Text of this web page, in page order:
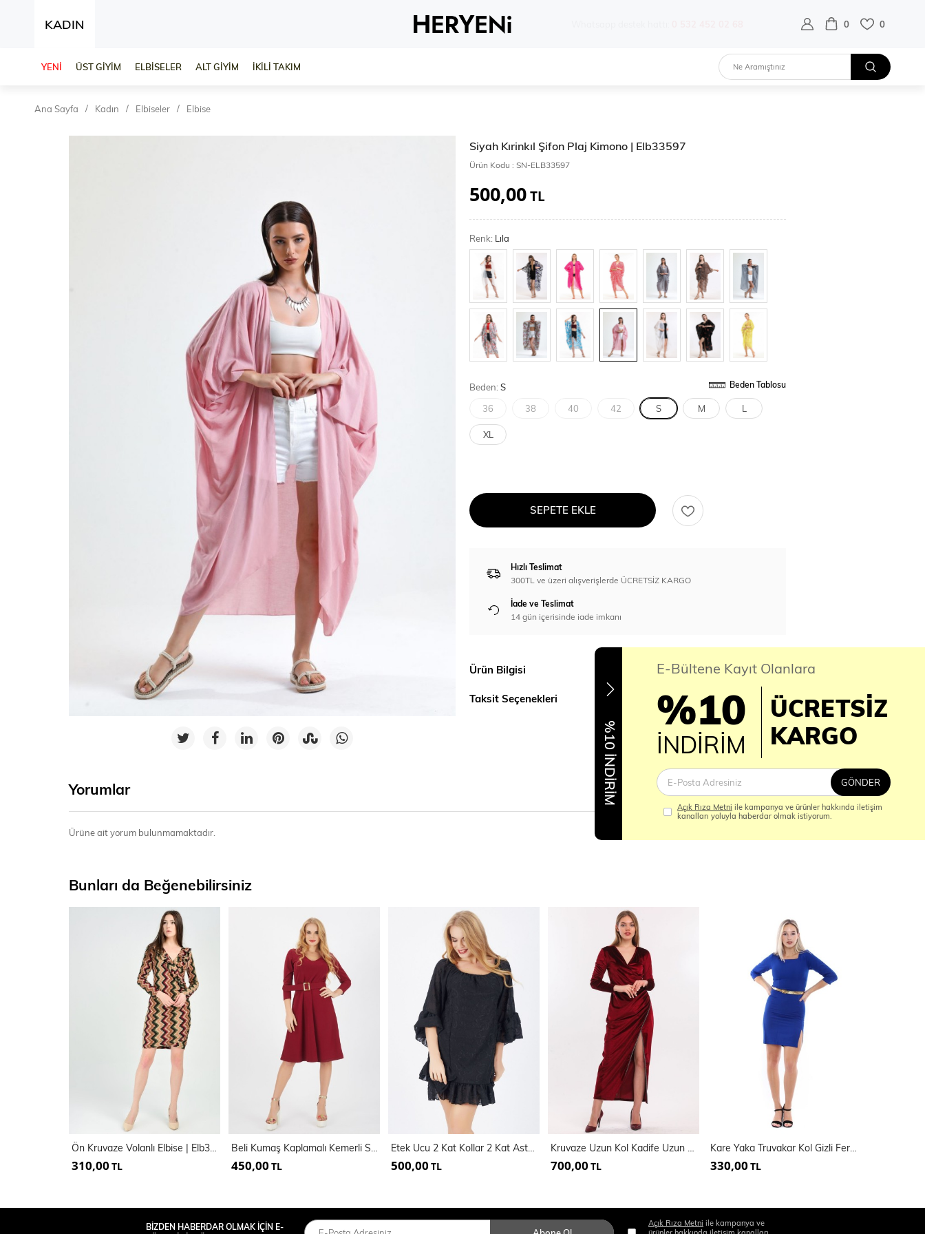
KADIN 0 0
YENİ ÜST GİYİM ELBİSELER ALT GİYİM İKİLİ TAKIM
Ana Sayfa Kadın Elbiseler Elbise
Siyah Kırinkıl Şifon Plaj Kimono | Elb33597
Ürün Kodu : SN-ELB33597
500,00TL
Renk: Lıla
Beden:S Beden Tablosu
36 38 40 42 S M L
XL
SEPETE EKLE
Hızlı Teslimat
300TL ve üzeri alışverişlerde ÜCRETSİZ KARGO
İade ve Teslimat
14 gün içerisinde iade imkanı
Ürün Bilgisi
Taksit Seçenekleri
Yorumlar
Ürüne ait yorum bulunmamaktadır.
Bunları da Beğenebilirsiniz
Ön Kruvaze Volanlı Elbise | Elb31795
310,00 TL
Beli Kumaş Kaplamalı Kemerli Scuba Krep
450,00 TL
Etek Ucu 2 Kat Kollar 2 Kat Astarli Şifon Elbise
500,00 TL
Kruvaze Uzun Kol Kadife Uzun Abiye Elbise | Elb33852
700,00 TL
Kare Yaka Truvakar Kol Gizli Fermuarlı Krep Elbise
330,00 TL
%10 İNDİRİM
E-Bültene Kayıt Olanlara
%10
İNDİRİM
ÜCRETSİZ
KARGO
GÖNDER
Açık Rıza Metni ile kampanya ve ürünler hakkında iletişim
kanalları yoluyla haberdar olmak istiyorum.
BİZDEN HABERDAR OLMAK İÇİN E-
Açık Rıza Metni ile kampanya ve